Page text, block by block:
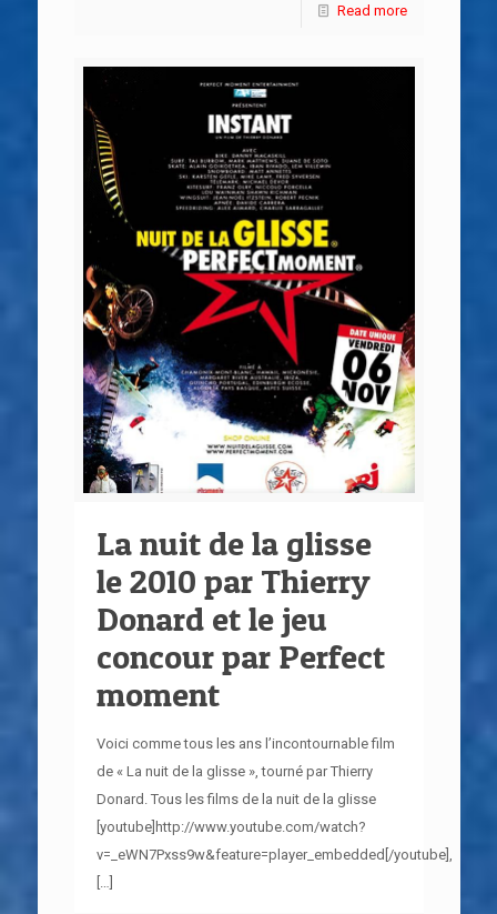
Read more
La nuit de la glisse
le 2010 par Thierry
Donard et le jeu
concour par Perfect
moment
Voici comme tous les ans l’incontournable film
de « La nuit de la glisse », tourné par Thierry
Donard. Tous les films de la nuit de la glisse
[youtube]http://www.youtube.com/watch?
v=_eWN7Pxss9w&feature=player_embedded[/youtube],
[…]